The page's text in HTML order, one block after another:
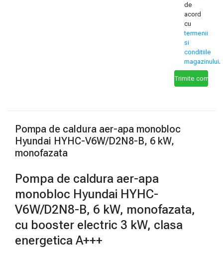
de
acord
cu
termenii
si
conditiile
magazinului.
Pompa de caldura aer-apa monobloc
Hyundai HYHC-V6W/D2N8-B, 6 kW,
monofazata
Pompa de caldura aer-apa
monobloc Hyundai HYHC-
V6W/D2N8-B, 6 kW, monofazata,
cu booster electric 3 kW, clasa
energetica A+++